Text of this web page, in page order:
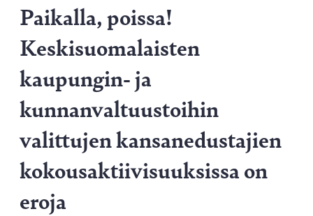
Paikalla, poissa!
Keskisuomalaisten
kaupungin- ja
kunnanvaltuustoihin
valittujen kansanedustajien
kokousaktiivisuuksissa on
eroja